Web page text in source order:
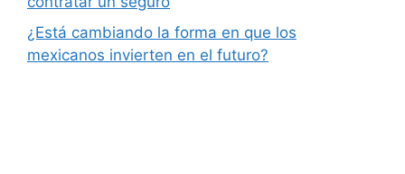
¿Está cambiando la forma en que los
mexicanos invierten en el futuro?